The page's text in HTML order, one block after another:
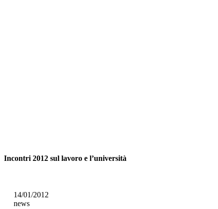
Incontri 2012 sul lavoro e l’università
14/01/2012
news